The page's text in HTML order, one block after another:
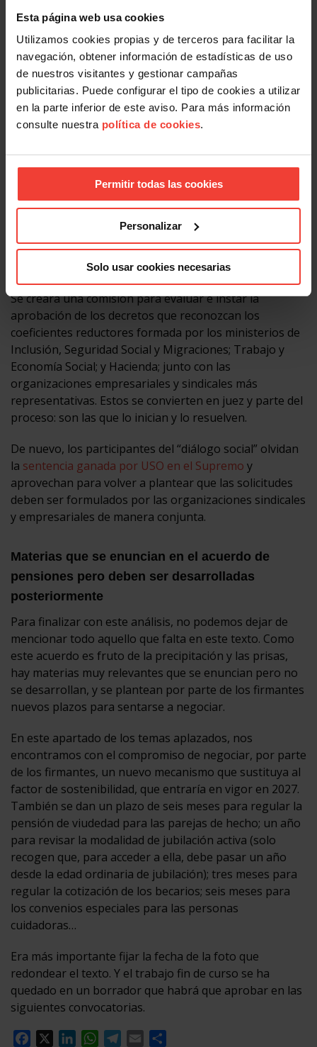
Esta página web usa cookies
Utilizamos cookies propias y de terceros para facilitar la
navegación, obtener información de estadísticas de uso
de nuestros visitantes y gestionar campañas
publicitarias. Puede configurar el tipo de cookies a utilizar
en la parte inferior de este aviso. Para más información
consulte nuestra política de cookies.
Permitir todas las cookies
Personalizar
Solo usar cookies necesarias
ambas.
y la exención de la obligación de cotizar por
contingencias comunes, salvo por incapacidad
temporal, a partir de la edad de jubilación ordinaria
que corresponda.
Jubilación forzosa
colectivos cláusulas recojan la jubilación forzosa a una
edad inferior a los 68. En los convenios donde estén ya
recogidas este tipo de cláusulas, podrán seguir siendo
pactada en el convenio.
Jubilación anticipada por razón de la actividad
Se creará una comisión para evaluar e instar la
aprobación de los decretos que reconozcan los
coeficientes reductores formada por los ministerios de
Inclusión, Seguridad Social y Migraciones; Trabajo y
Economía Social; y Hacienda; junto con las
organizaciones empresariales y sindicales más
representativas. Estos se convierten en juez y parte del
proceso: son las que lo inician y lo resuelven.
De nuevo, los participantes del “diálogo social” olvidan
la sentencia ganada por USO en el Supremo y
aprovechan para volver a plantear que las solicitudes
deben ser formulados por las organizaciones sindicales
y empresariales de manera conjunta.
Materias que se enuncian en el acuerdo de
pensiones pero deben ser desarrolladas
posteriormente
Para finalizar con este análisis, no podemos dejar de
mencionar todo aquello que falta en este texto. Como
este acuerdo es fruto de la precipitación y las prisas,
hay materias muy relevantes que se enuncian pero no
se desarrollan, y se plantean por parte de los firmantes
nuevos plazos para sentarse a negociar.
En este apartado de los temas aplazados, nos
encontramos con el compromiso de negociar, por parte
de los firmantes, un nuevo mecanismo que sustituya al
factor de sostenibilidad, que entraría en vigor en 2027.
También se dan un plazo de seis meses para regular la
pensión de viudedad para las parejas de hecho; un año
para revisar la modalidad de jubilación activa (solo
recogen que, para acceder a ella, debe pasar un año
desde la edad ordinaria de jubilación); tres meses para
regular la cotización de los becarios; seis meses para
los convenios especiales para las personas
cuidadoras…
Era más importante fijar la fecha de la foto que
redondear el texto. Y el trabajo fin de curso se ha
quedado en un borrador que habrá que aprobar en las
siguientes convocatorias.
Facebook
LinkedInWhatsApp
Telegram
Email